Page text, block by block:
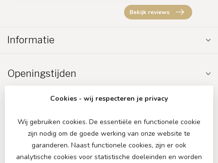
Bekijk reviews
Informatie
Openingstijden
Cookies - wij respecteren je privacy
Wij gebruiken cookies. De essentiële en functionele cookie
zijn nodig om de goede werking van onze website te
garanderen. Naast functionele cookies, zijn er ook
analytische cookies voor statistische doeleinden en worden